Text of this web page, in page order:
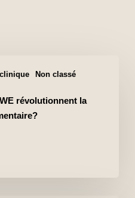
Non classé
révolutionnent la